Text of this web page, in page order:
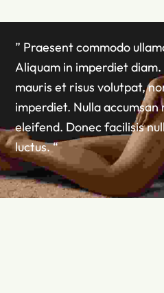
” Praesent commodo
Aliquam in imperdiet
mauris et risus volutpat,
imperdiet. Nulla
eleifend. Donec facilisis
luctus. “